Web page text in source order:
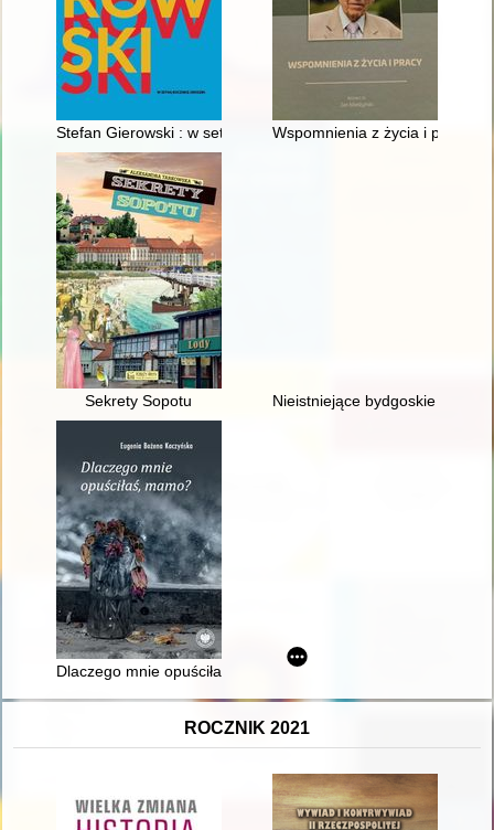
Stefan Gierowski : w setną rocznicę urodzinWspomnienia z życia i pracy
Sekrety Sopotu Nieistniejące bydgoskie
Dlaczego mnie opuściłaś, mamo?
ROCZNIK 2021